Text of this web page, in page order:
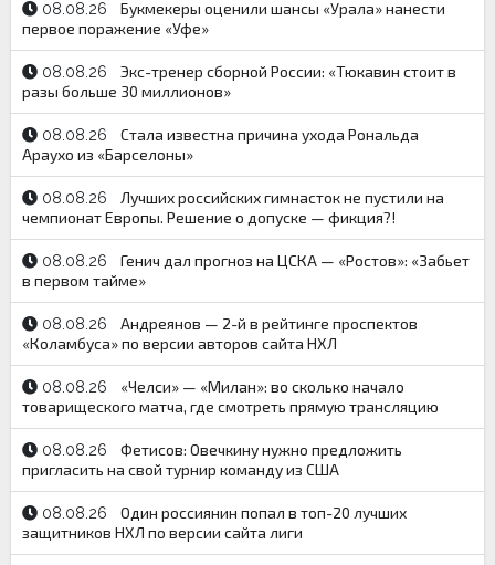
08.08.26
Букмекеры оценили шансы «Урала» нанести
первое поражение «Уфе»
08.08.26
Экс-тренер сборной России: «Тюкавин стоит в
разы больше 30 миллионов»
08.08.26
Стала известна причина ухода Рональда
Араухо из «Барселоны»
08.08.26
Лучших российских гимнасток не пустили на
чемпионат Европы. Решение о допуске — фикция?!
08.08.26
Генич дал прогноз на ЦСКА — «Ростов»: «Забьет
в первом тайме»
08.08.26
Андреянов — 2-й в рейтинге проспектов
«Коламбуса» по версии авторов сайта НХЛ
08.08.26
«Челси» — «Милан»: во сколько начало
товарищеского матча, где смотреть прямую трансляцию
08.08.26
Фетисов: Овечкину нужно предложить
пригласить на свой турнир команду из США
08.08.26
Один россиянин попал в топ-20 лучших
защитников НХЛ по версии сайта лиги